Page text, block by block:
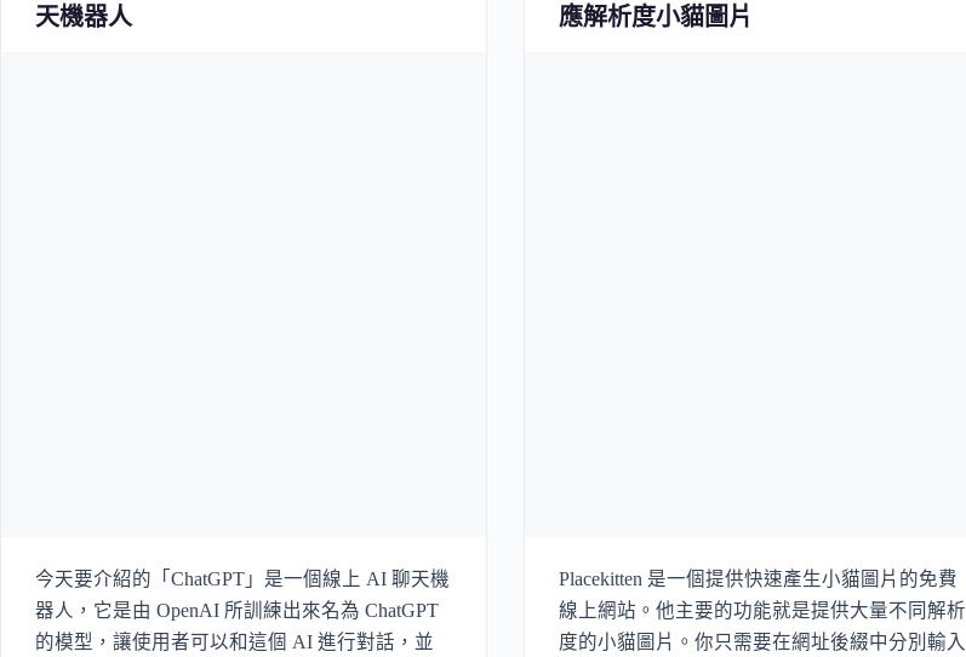
天機器人
今天要介紹的「ChatGPT」是一個線上 AI 聊天機
器人，它是由 OpenAI 所訓練出來名為 ChatGPT
的模型，讓使用者可以和這個 AI 進行對話，並
應解析度小貓圖片
Placekitten 是一個提供快速產生小貓圖片的免費
線上網站。他主要的功能就是提供大量不同解析
度的小貓圖片。你只需要在網址後綴中分別輸入